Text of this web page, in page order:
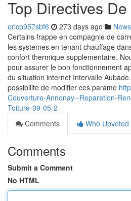
Top Directives
ericp957sbf6 273 days ago News
Certains frappe en compagnie de
les systemes en tenant chauffage
confort thermique supplementaire.
pour assurer le bon fonctionnement
du situation internet Intervalle
possibilite de modifier ces parame
Couverture-Annonay--Reparation-
Toiture-09-05-2
Comments
Who Upvoted
Comments
Submit a Comment
No HTML